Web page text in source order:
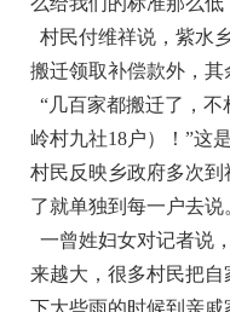
村民付维祥说，紫水
搬迁领取补偿款外，其
“几百家都搬迁了，
岭村九社18户）！”这
村民反映乡政府多次
了就单独到每一户去说
一曾姓妇女对记者说
来越大，很多村民把自
下大些雨的时候到亲戚